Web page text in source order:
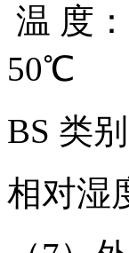
温 度
50℃
BS 类
相对湿